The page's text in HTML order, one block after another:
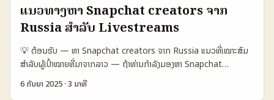
ແລະເຄື່ອງແອັບ AI — ຟາງສາຍນີ້ແປວ່າພວກເຮົາຈະເຫັນ content ທີ່ຜູ້ໃຊ້ສ້າງ
ເປັນຮ່າງຮອບອອກມາໃນ Disney+ (The Hollywood Reporter
ຮັບຮອງ). ສະເຫຼີມໂອກາດນີ້ເປັນເວລາດີສໍາລັບການຄົ້ນຫາ creator ທີ່ເຫັນ
ຄຸນນະພາບ UGC, ແຕ່ກໍມີຄວາມສົງໄສກ່ອນກ່າວກ່ອນ — IP ແລະກົດລະບຽບ.
ນີ້ແມ່ນການຮູ້ເຖິງຈຸດປະສົງຂອງບຸກຄົນທີ່ຄົນຄົນຄົນມາຫາແລະວິທີທີ່ຈະເຜີຍແຜ່
ແນວທາງທີ່ເຫັນຜົນ — ບໍ່ພຽງແຕ່ການສົນທະນາທົ່ວໆ, ແຕ່ການສ້າງການຜະລິດ
ແນວທາງຫາ Snapchat creators ຈາກ
Russia ສໍາລັບ Livestreams
💡 ຕ້ອນຮັບ — ຫາ Snapchat creators ຈາກ Russia ແນວທີ່ເໝາະສົມ
ສຳລັບຜູ້ເປົ້າໝາຍທີ່ມາຈາກລາວ — ຖ້າທ່ານກຳລັງມອງຫາ Snapchat
creators ຈາກ Russia ເພື່ອຜູ້ແທນແຊ່ນສິນຄ້າຫຼືແຄ່ນຳເສີຍໃນ
livestream, ມີຫຼາຍເລ່ຍທີ່ຕ້ອງພິຈາລະນາ: ການເຂົ້າເຖິງກໍາລັງຜູ້ເບິ່ງ, ການ
6 ກັນຍາ 2025·3 ນາທີ